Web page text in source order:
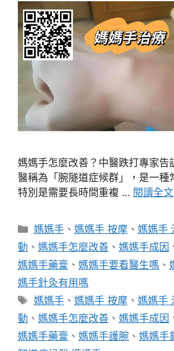
媽媽手怎麼改善？中醫跌打專家告
醫稱為「腕隧道症候群」，是一種
特別是需要長時間重複 … 閱讀全文
分
類
媽媽手 、媽媽手 按摩 、媽媽手
動 、 媽媽手怎麼改善 、 媽媽手成因
媽媽手藥膏 、 媽媽手要看醫生嗎 、
媽手針灸有用嗎
標
籤
媽媽手 、媽媽手 按摩 、媽媽手
動 、 媽媽手怎麼改善 、 媽媽手成因
媽媽手藥膏 、 媽媽手護腕 、 媽媽手